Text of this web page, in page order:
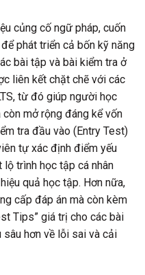
củng cố ngữ pháp, cuốn
phát triển cả bốn kỹ năng
bài tập và bài kiểm tra ở
liên kết chặt chẽ với các
từ đó giúp người học
mở rộng đáng kể vốn
tra đầu vào (Entry Test)
tự xác định điểm yếu
trình học tập cá nhân
quả học tập. Hơn nữa,
cấp đáp án mà còn kèm
Tips” giá trị cho các bài
sâu hơn về lỗi sai và cải